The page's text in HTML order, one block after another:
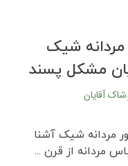
مردانه شیک
مشکل پسند
آقایان
مردانه شیک آشنا
مردانه از قرن ...